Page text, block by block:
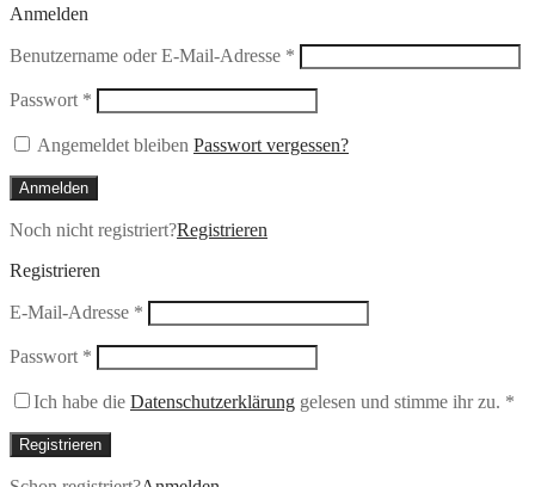
Anmelden
Benutzername oder E-Mail-Adresse * Erforderlich
Passwort * Erforderlich
Angemeldet bleiben Passwort vergessen?
Anmelden
Noch nicht registriert?Registrieren
Registrieren
E-Mail-Adresse * Erforderlich
Passwort * Erforderlich
Ich habe die Datenschutzerklärung gelesen und stimme ihr zu. *
Registrieren